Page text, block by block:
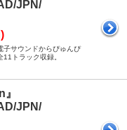
JPN/
子サウンドからぴゅんぴ
トラック収録。
JPN/